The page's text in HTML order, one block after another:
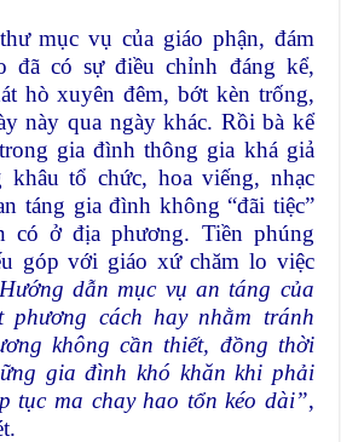
mục vụ của giáo phận, đám
đã có sự điều chỉnh đáng kể,
hò xuyên đêm, bớt kèn trống,
này qua ngày khác. Rồi bà kể
gia đình thông gia khá giả
khâu tổ chức, hoa viếng, nhạc
táng gia đình không “đãi tiệc”
có ở địa phương. Tiền phúng
góp với giáo xứ chăm lo việc
dẫn mục vụ an táng của
cách hay nhằm tránh
không cần thiết, đồng thời
gia đình khó khăn khi phải
tục ma chay hao tổn kéo dài”,